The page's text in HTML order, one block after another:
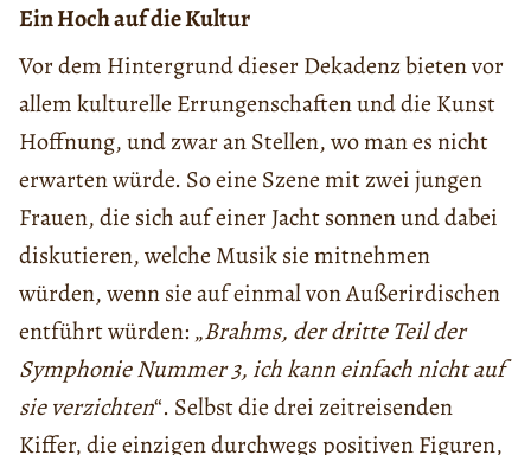
Ein Hoch auf die Kultur
Vor dem Hintergrund dieser Dekadenz bieten vor
allem kulturelle Errungenschaften und die Kunst
Hoffnung, und zwar an Stellen, wo man es nicht
erwarten würde. So eine Szene mit zwei jungen
Frauen, die sich auf einer Jacht sonnen und dabei
diskutieren, welche Musik sie mitnehmen
würden, wenn sie auf einmal von Außerirdischen
entführt würden: „Brahms, der dritte Teil der
Symphonie Nummer 3, ich kann einfach nicht auf
sie verzichten“. Selbst die drei zeitreisenden
Kiffer, die einzigen durchwegs positiven Figuren,